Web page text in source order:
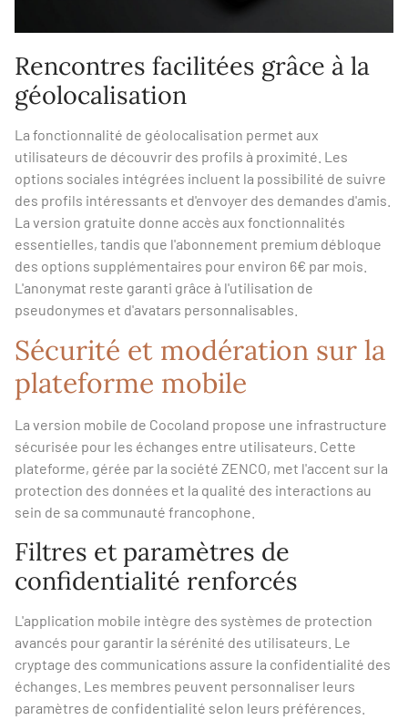
Rencontres facilitées grâce à la
géolocalisation
La fonctionnalité de géolocalisation permet aux
utilisateurs de découvrir des profils à proximité. Les
options sociales intégrées incluent la possibilité de suivre
des profils intéressants et d'envoyer des demandes d'amis.
La version gratuite donne accès aux fonctionnalités
essentielles, tandis que l'abonnement premium débloque
des options supplémentaires pour environ 6€ par mois.
L'anonymat reste garanti grâce à l'utilisation de
pseudonymes et d'avatars personnalisables.
Sécurité et modération sur la
plateforme mobile
La version mobile de Cocoland propose une infrastructure
sécurisée pour les échanges entre utilisateurs. Cette
plateforme, gérée par la société ZENCO, met l'accent sur la
protection des données et la qualité des interactions au
sein de sa communauté francophone.
Filtres et paramètres de
confidentialité renforcés
L'application mobile intègre des systèmes de protection
avancés pour garantir la sérénité des utilisateurs. Le
cryptage des communications assure la confidentialité des
échanges. Les membres peuvent personnaliser leurs
paramètres de confidentialité selon leurs préférences.